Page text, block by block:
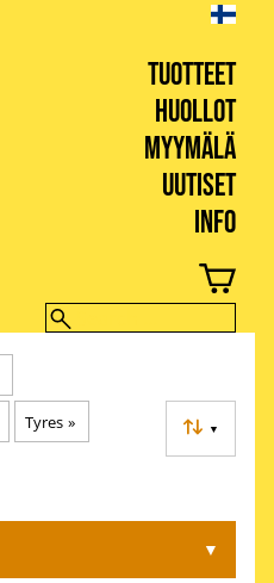
TUOTTEET
HUOLLOT
MYYMÄLÄ
UUTISET
INFO
Tyres ‪» ▼
▼